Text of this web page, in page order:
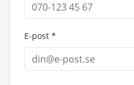
E-post *